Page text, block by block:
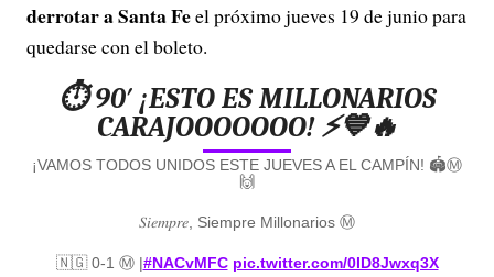
derrotar a Santa Feel próximo jueves 19 de junio para
quedarse con el boleto.
⏱ 90′ ¡ESTO ES MILLONARIOS
CARAJOOOOOOO! ⚡💙🔥
¡VAMOS TODOS UNIDOS ESTE JUEVES A EL CAMPÍN! 🏟Ⓜ
🙌
𝑆𝑖𝑒𝑚𝑝𝑟𝑒, Siempre Millonarios Ⓜ
🇳🇬 0-1 Ⓜ |#NACvMFC pic.twitter.com/0ID8Jwxq3X